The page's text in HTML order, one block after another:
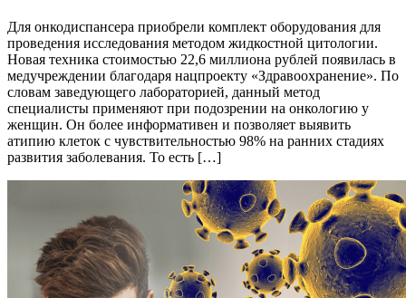
Для онкодиспансера приобрели комплект оборудования для
проведения исследования методом жидкостной цитологии.
Новая техника стоимостью 22,6 миллиона рублей появилась в
медучреждении благодаря нацпроекту «Здравоохранение». По
словам заведующего лабораторией, данный метод
специалисты применяют при подозрении на онкологию у
женщин. Он более информативен и позволяет выявить
атипию клеток с чувствительностью 98% на ранних стадиях
развития заболевания. То есть […]